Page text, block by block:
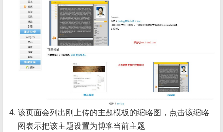
该页面会列出刚上传的主题模板的缩略图，点击该缩略
图表示把该主题设置为博客当前主题